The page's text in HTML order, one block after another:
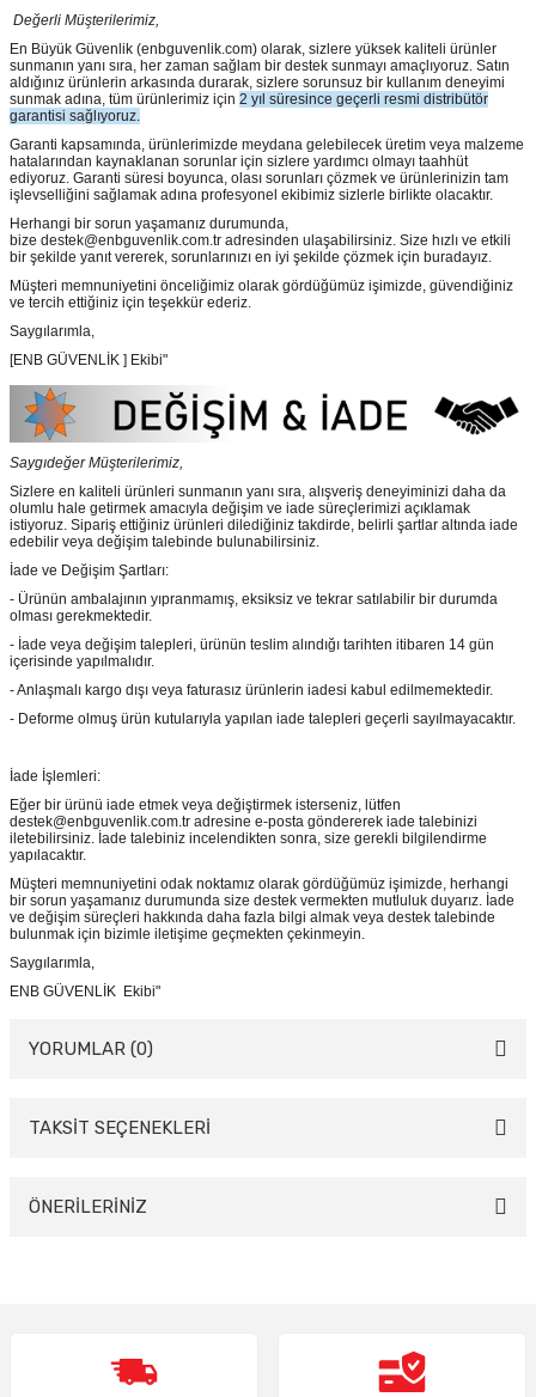
Değerli Müşterilerimiz,
En Büyük Güvenlik (enbguvenlik.com) olarak, sizlere yüksek kaliteli ürünler
sunmanın yanı sıra, her zaman sağlam bir destek sunmayı amaçlıyoruz. Satın
aldığınız ürünlerin arkasında durarak, sizlere sorunsuz bir kullanım deneyimi
sunmak adına, tüm ürünlerimiz için 2 yıl süresince geçerli resmi distribütör
garantisi sağlıyoruz.
Garanti kapsamında, ürünlerimizde meydana gelebilecek üretim veya malzeme
hatalarından kaynaklanan sorunlar için sizlere yardımcı olmayı taahhüt
ediyoruz. Garanti süresi boyunca, olası sorunları çözmek ve ürünlerinizin tam
işlevselliğini sağlamak adına profesyonel ekibimiz sizlerle birlikte olacaktır.
Herhangi bir sorun yaşamanız durumunda,
bize destek@enbguvenlik.com.tr adresinden ulaşabilirsiniz. Size hızlı ve etkili
bir şekilde yanıt vererek, sorunlarınızı en iyi şekilde çözmek için buradayız.
Müşteri memnuniyetini önceliğimiz olarak gördüğümüz işimizde, güvendiğiniz
ve tercih ettiğiniz için teşekkür ederiz.
Saygılarımla,
[ENB GÜVENLİK ] Ekibi"
Saygıdeğer Müşterilerimiz,
Sizlere en kaliteli ürünleri sunmanın yanı sıra, alışveriş deneyiminizi daha da
olumlu hale getirmek amacıyla değişim ve iade süreçlerimizi açıklamak
istiyoruz. Sipariş ettiğiniz ürünleri dilediğiniz takdirde, belirli şartlar altında iade
edebilir veya değişim talebinde bulunabilirsiniz.
İade ve Değişim Şartları:
- Ürünün ambalajının yıpranmamış, eksiksiz ve tekrar satılabilir bir durumda
olması gerekmektedir.
- İade veya değişim talepleri, ürünün teslim alındığı tarihten itibaren 14 gün
içerisinde yapılmalıdır.
- Anlaşmalı kargo dışı veya faturasız ürünlerin iadesi kabul edilmemektedir.
- Deforme olmuş ürün kutularıyla yapılan iade talepleri geçerli sayılmayacaktır.
İade İşlemleri:
Eğer bir ürünü iade etmek veya değiştirmek isterseniz, lütfen
destek@enbguvenlik.com.tr adresine e-posta göndererek iade talebinizi
iletebilirsiniz. İade talebiniz incelendikten sonra, size gerekli bilgilendirme
yapılacaktır.
Müşteri memnuniyetini odak noktamız olarak gördüğümüz işimizde, herhangi
bir sorun yaşamanız durumunda size destek vermekten mutluluk duyarız. İade
ve değişim süreçleri hakkında daha fazla bilgi almak veya destek talebinde
bulunmak için bizimle iletişime geçmekten çekinmeyin.
Saygılarımla,
ENB GÜVENLİK Ekibi"
YORUMLAR (0)
Bu ürüne ilk yorumu siz yapın!
TAKSİT SEÇENEKLERİ
ÖNERİLERİNİZ
Ürün resmi kalitesiz, bozuk veya görüntülenemiyor.